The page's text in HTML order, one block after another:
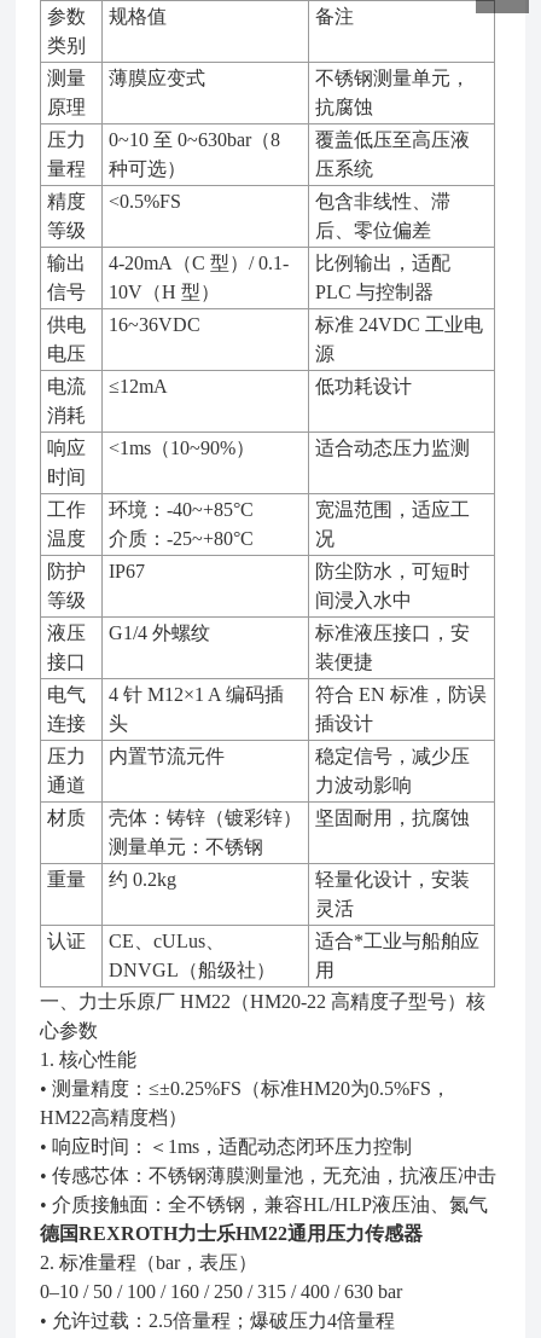
参数
类别
规格值 备注
测量
原理
薄膜应变式
不锈钢测量单元，
抗腐蚀
压力
量程
0~10 至 0~630bar（8
种可选）
覆盖低压至高压液
压系统
精度
等级
<0.5%FS
包含非线性、滞
后、零位偏差
输出
信号
4-20mA（C 型）/ 0.1-
10V（H 型）
比例输出，适配
PLC 与控制器
供电
电压
16~36VDC
标准 24VDC 工业电
源
电流
消耗
≤12mA 低功耗设计
响应
时间
<1ms（10~90%） 适合动态压力监测
工作
温度
环境：-40~+85°C
介质：-25~+80°C
宽温范围，适应工
况
防护
等级
IP67
防尘防水，可短时
间浸入水中
液压
接口
G1/4 外螺纹
标准液压接口，安
装便捷
电气
连接
4 针 M12×1 A 编码插
头
符合 EN 标准，防误
插设计
压力
通道
内置节流元件
稳定信号，减少压
力波动影响
材质
壳体：铸锌（镀彩锌）
测量单元：不锈钢
坚固耐用，抗腐蚀
重量 约 0.2kg
轻量化设计，安装
灵活
认证
CE、cULus、
DNVGL（船级社）
适合*工业与船舶应
用
一、力士乐原厂 HM22（HM20‑22 高精度子型号）核
心参数
1. 核心性能
• 测量精度：≤±0.25%FS（标准HM20为0.5%FS，
HM22高精度档）
• 响应时间：＜1ms，适配动态闭环压力控制
• 传感芯体：不锈钢薄膜测量池，无充油，抗液压冲击
• 介质接触面：全不锈钢，兼容HL/HLP液压油、氮气
德国REXROTH力士乐HM22通用压力传感器
2. 标准量程（bar，表压）
0–10 / 50 / 100 / 160 / 250 / 315 / 400 / 630 bar
• 允许过载：2.5倍量程；爆破压力4倍量程